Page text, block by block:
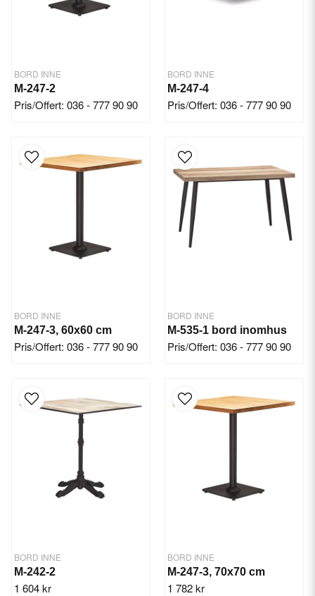
BORD INNE
M-247-2
Pris/Offert: 036 - 777 90 90
BORD INNE
M-247-4
Pris/Offert: 036 - 777 90 90
BORD INNE
M-247-3, 60x60 cm
Pris/Offert: 036 - 777 90 90
BORD INNE
M-535-1 bord inomhus
Pris/Offert: 036 - 777 90 90
BORD INNE
M-242-2
1 604 kr
BORD INNE
M-247-3, 70x70 cm
1 782 kr